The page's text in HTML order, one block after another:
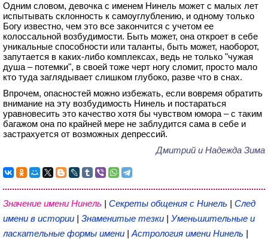
Одним словом, девочка с именем Нинель может с малых лет
испытывать склонность к самоуглублению, и одному только
Богу известно, чем это все закончится с учетом ее
колоссальной возбудимости. Быть может, она откроет в себе
уникальные способности или таланты, быть может, наоборот,
запутается в каких-либо комплексах, ведь не только "чужая
душа – потемки", в своей тоже черт ногу сломит, просто мало
кто туда заглядывает слишком глубоко, разве что в снах.
Впрочем, опасностей можно избежать, если вовремя обратить
внимание на эту возбудимость Нинель и постараться
уравновесить это качество хотя бы чувством юмора – с таким
багажом она по крайней мере не заблудится сама в себе и
застрахуется от возможных депрессий.
Дмитрий и Надежда Зима
Значение имени Нинель | Секреты общения с Нинель | След
имени в истории | Знаменитые тезки | Уменьшительные и
ласкательные формы имени | Астрология имени Нинель |